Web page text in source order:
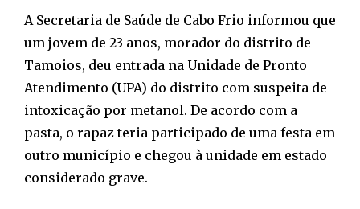
A Secretaria de Saúde de Cabo Frio informou que
um jovem de 23 anos, morador do distrito de
Tamoios, deu entrada na Unidade de Pronto
Atendimento (UPA) do distrito com suspeita de
intoxicação por metanol. De acordo com a
pasta, o rapaz teria participado de uma festa em
outro município e chegou à unidade em estado
considerado grave.